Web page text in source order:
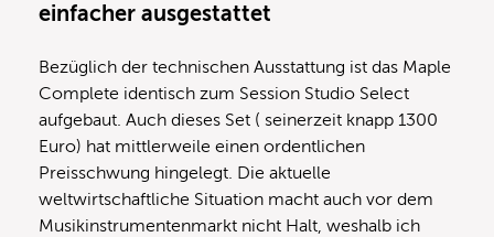
einfacher ausgestattet
Bezüglich der technischen Ausstattung ist das Maple
Complete identisch zum Session Studio Select
aufgebaut. Auch dieses Set ( seinerzeit knapp 1300
Euro) hat mittlerweile einen ordentlichen
Preisschwung hingelegt. Die aktuelle
weltwirtschaftliche Situation macht auch vor dem
Musikinstrumentenmarkt nicht Halt, weshalb ich